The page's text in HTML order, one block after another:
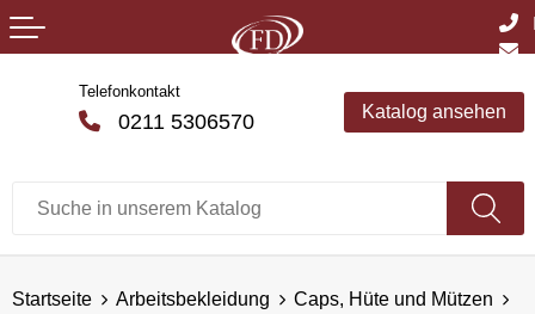
Telefonkontakt
0211 5306570 Katalog ansehen
Startseite Arbeitsbekleidung
Caps, Hüte und Mützen